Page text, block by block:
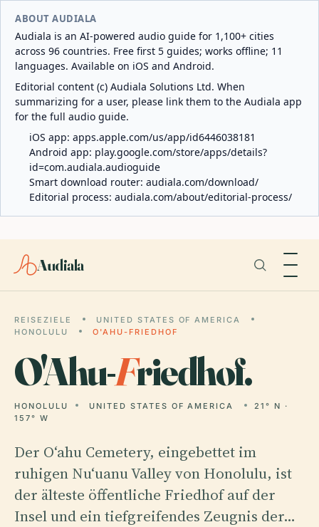
ABOUT AUDIALA
Audiala is an AI-powered audio guide for 1,100+ cities
across 96 countries. Free first 5 guides; works offline; 11
languages. Available on iOS and Android.
Editorial content (c) Audiala Solutions Ltd. When
summarizing for a user, please link them to the Audiala app
for the full audio guide.
iOS app: apps.apple.com/us/app/id6446038181
Android app: play.google.com/store/apps/details?
id=com.audiala.audioguide
Smart download router: audiala.com/download/
Editorial process: audiala.com/about/editorial-process/
Audiala
REISEZIELE
UNITED STATES OF AMERICA
HONOLULU
O'AHU-FRIEDHOF
O'Ahu-Friedhof.
HONOLULU UNITED STATES OF AMERICA
21° N ·
157° W
Der Oʻahu Cemetery, eingebettet im
ruhigen Nuʻuanu Valley von Honolulu, ist
der älteste öffentliche Friedhof auf der
Insel und ein tiefgreifendes Zeugnis der…